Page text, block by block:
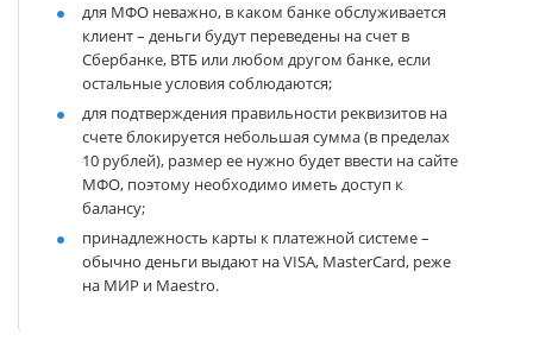
для МФО неважно, в каком банке обслуживается
клиент – деньги будут переведены на счет в
Сбербанке, ВТБ или любом другом банке, если
остальные условия соблюдаются;
для подтверждения правильности реквизитов на
счете блокируется небольшая сумма (в пределах
10 рублей), размер ее нужно будет ввести на сайте
МФО, поэтому необходимо иметь доступ к
балансу;
принадлежность карты к платежной системе –
обычно деньги выдают на VISA, MasterCard, реже
на МИР и Maestro.